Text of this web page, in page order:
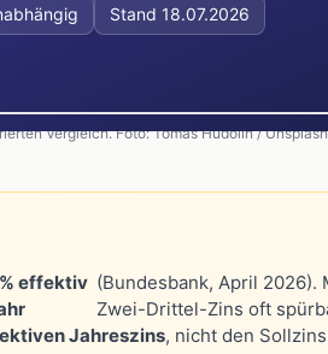
Stand 18.07.2026
Vergleich. Foto: Tomas Hudolin /
effektiv (Bundesbank, April
Zwei-Drittel-Zins oft
Jahreszins, nicht den